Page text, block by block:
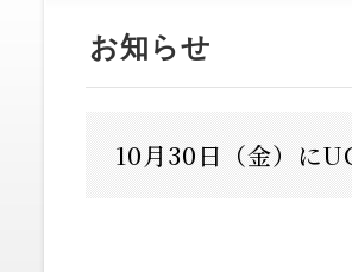
お知らせ
10月30日（金）に